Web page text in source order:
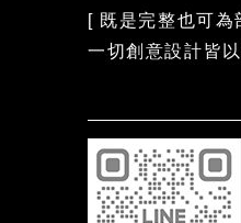
[ 既是完整也可為
一切創意設計皆